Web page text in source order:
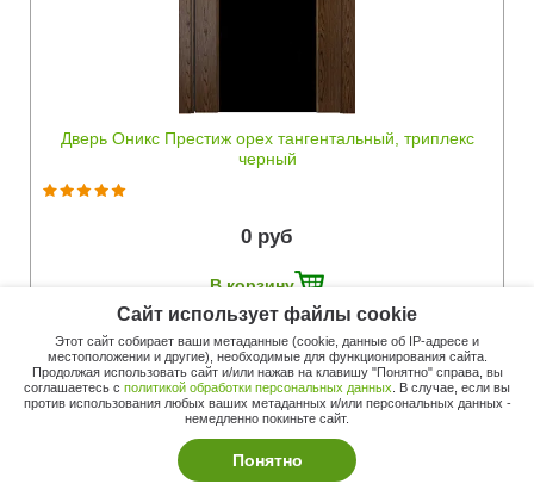
Дверь Оникс Престиж орех тангентальный, триплекс
черный
0 руб
В корзину
Купить в 1 клик
Сайт использует файлы cookie
Этот сайт собирает ваши метаданные (cookie, данные об IP-адресе и
местоположении и другие), необходимые для функционирования сайта.
Продолжая использовать сайт и/или нажав на клавишу "Понятно" справа, вы
соглашаетесь с политикой обработки персональных данных . В случае, если вы
против использования любых ваших метаданных и/или персональных данных -
немедленно покиньте сайт.
Понятно